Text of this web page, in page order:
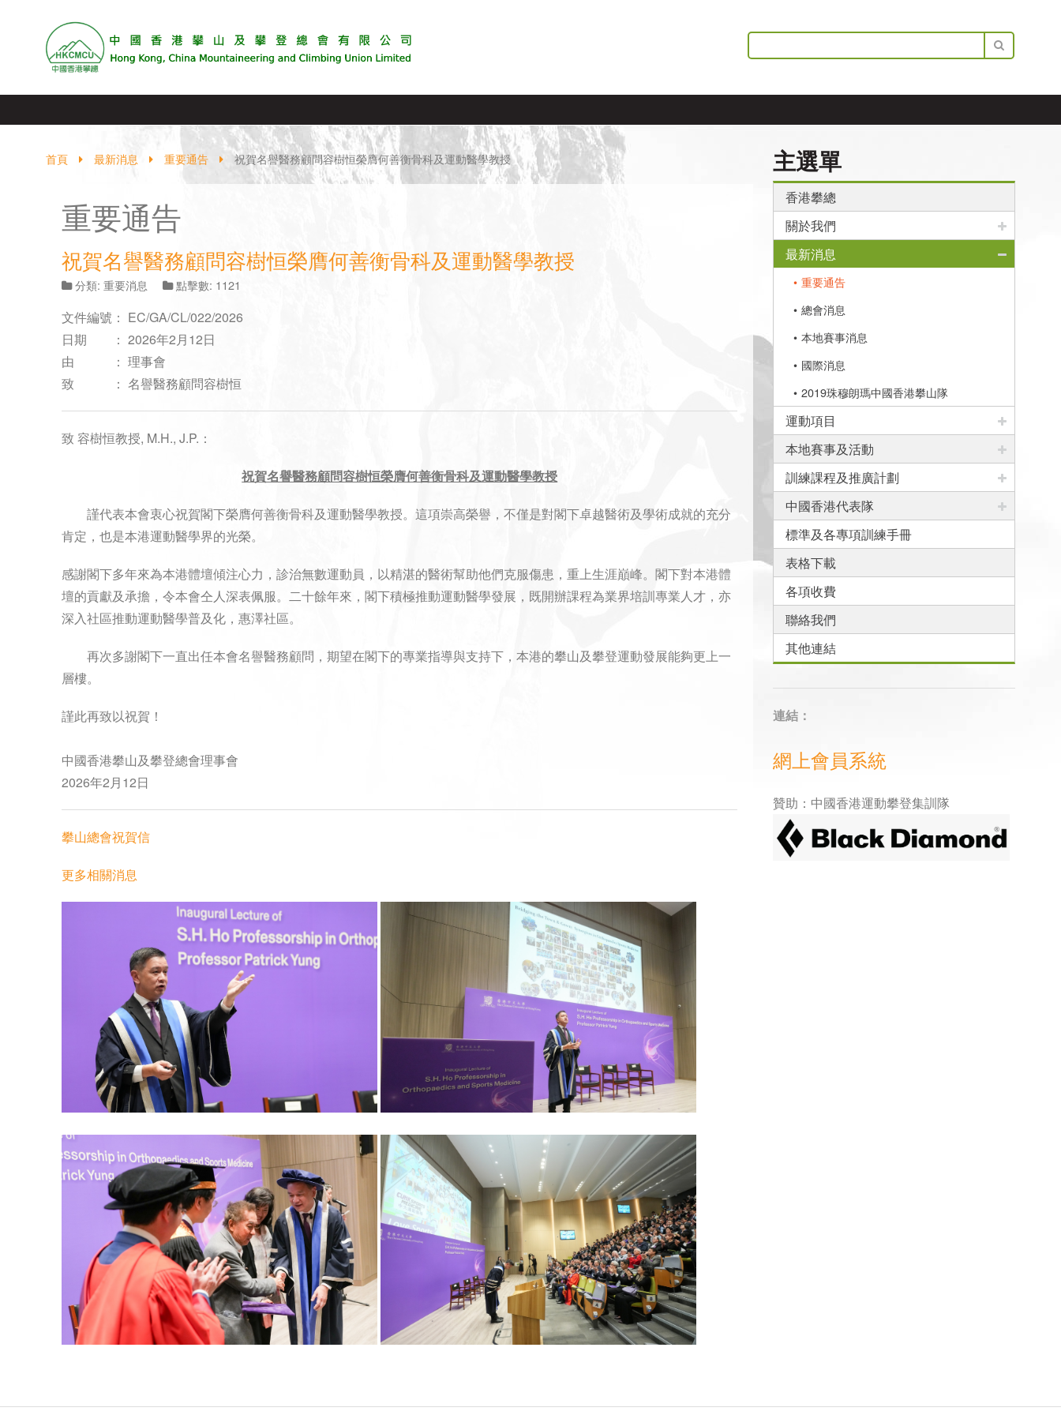
首頁 最新消息 重要通告 祝賀名譽醫務顧問容樹恒榮膺何善衡骨科及運動醫學教授
重要通告
祝賀名譽醫務顧問容樹恒榮膺何善衡骨科及運動醫學教授
分類: 重要消息 點擊數: 1121
文件編號 ： EC/GA/CL/022/2026
日期
： 2026年2月12日
由
： 理事會
致
： 名譽醫務顧問容樹恒
致 容樹恒教授, M.H., J.P.：
祝賀名譽醫務顧問容樹恒榮膺何善衡骨科及運動醫學教授
謹代表本會衷心祝賀閣下榮膺何善衡骨科及運動醫學教授。這項崇高榮譽，不僅是對閣下卓越醫術及學術成就的充分
肯定，也是本港運動醫學界的光榮。
感謝閣下多年來為本港體壇傾注心力，診治無數運動員，以精湛的醫術幫助他們克服傷患，重上生涯巔峰。閣下對本港體
壇的貢獻及承擔，令本會仝人深表佩服。二十餘年來，閣下積極推動運動醫學發展，既開辦課程為業界培訓專業人才，亦
深入社區推動運動醫學普及化，惠澤社區。
再次多謝閣下一直出任本會名譽醫務顧問，期望在閣下的專業指導與支持下，本港的攀山及攀登運動發展能夠更上一
層樓。
謹此再致以祝賀！
中國香港攀山及攀登總會理事會
2026年2月12日
攀山總會祝賀信
更多相關消息
主選單
香港攀總
關於我們
最新消息
重要通告
總會消息
本地賽事消息
國際消息
2019珠穆朗瑪中國香港攀山隊
運動項目
本地賽事及活動
訓練課程及推廣計劃
中國香港代表隊
標準及各專項訓練手冊
表格下載
各項收費
聯絡我們
其他連結
連結：
網上會員系統
贊助：中國香港運動攀登集訓隊